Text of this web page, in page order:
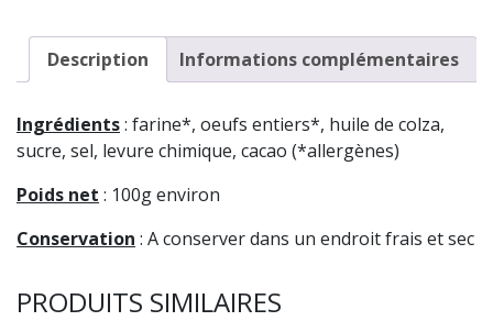
Description Informations complémentaires
Ingrédients: farine*, oeufs entiers*, huile de colza,
sucre, sel, levure chimique, cacao (*allergènes)
Poids net : 100g environ
Conservation : A conserver dans un endroit frais et sec
PRODUITS SIMILAIRES